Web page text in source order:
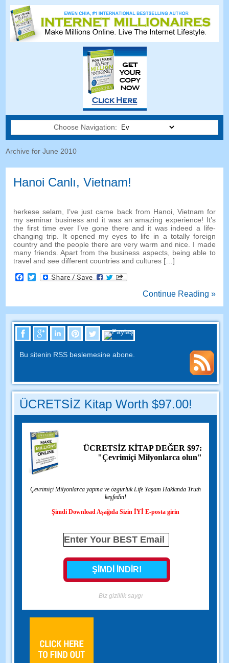
Choose Navigation:
Archive for June 2010
Hanoi Canlı, Vietnam!
herkese selam, I’ve just came back from Hanoi, Vietnam for
my seminar business and it was an amazing experience! It’s
the first time ever I’ve gone there and it was indeed a life-
changing trip
It opened my eyes to life in a totally foreign
country and the people there are very warm and nice
I made
many friends.Apart from the business aspects, being able to
travel and see different countries and cultures […]
Facebook
Twitter
Continue Reading »
Bu sitenin RSS beslemesine abone.
ÜCRETSİZ Kitap Worth $97.00!
ÜCRETSİZ KİTAP DEĞER $97:
"Çevrimiçi Milyonlarca olun"
Çevrimiçi Milyonlarca yapma ve özgürlük Life Yaşam Hakkında Truth
keşfedin!
Şimdi Download Aşağıda Sizin İYİ E-posta girin
Biz gizlilik saygı